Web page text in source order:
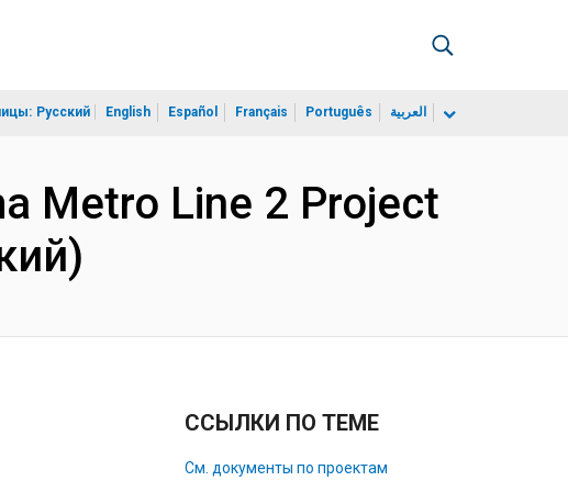
Русский English Español Français Português العربية
Metro Line 2 Project
ССЫЛКИ ПО ТЕМЕ
См. документы по проектам